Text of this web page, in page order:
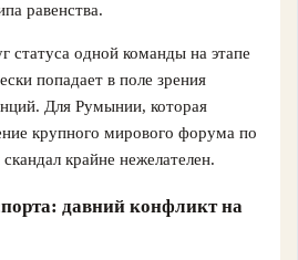
равенства.
статуса одной команды на этапе
попадает в поле зрения
Для Румынии, которая
крупного мирового форума по
крайне нежелателен.
давний конфликт на